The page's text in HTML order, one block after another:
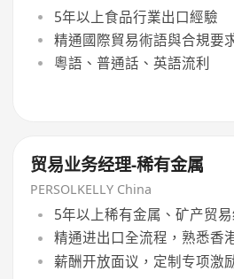
5年以上食品行業出口經驗
精通國際貿易術語與合規要
粵語、普通話、英語流利
贸易业务经理-稀有金属
PERSOLKELLY China
5年以上稀有金属、矿产贸
精通进出口全流程，熟悉香
薪酬开放面议，定制专项激